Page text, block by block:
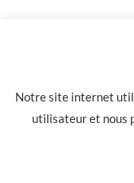
Notre site internet
utilisateur et nous